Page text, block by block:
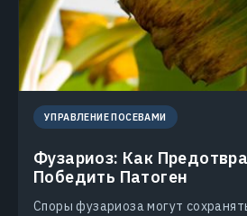
УПРАВЛЕНИЕ ПОСЕВАМИ
Фузариоз: Как
Победить Патоген
Споры фузариоза могут